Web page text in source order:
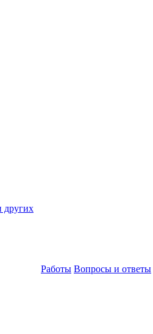
других
Работы Вопросы и ответы